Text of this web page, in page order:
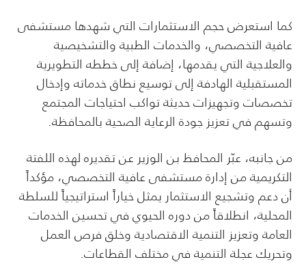
كما استعرض حجم الاستثمارات التي شهدها مستشفى
عافية التخصصي، والخدمات الطبية والتشخيصية
والعلاجية التي يقدمها، إضافة إلى خططه التطويرية
المستقبلية الهادفة إلى توسيع نطاق خدماته وإدخال
تخصصات وتجهيزات حديثة تواكب احتياجات المجتمع
وتسهم في تعزيز جودة الرعاية الصحية بالمحافظة.
من جانبه، عبّر المحافظ بن الوزير عن تقديره لهذه اللفتة
التكريمية من إدارة مستشفى عافية التخصصي، مؤكداً
أن دعم وتشجيع الاستثمار يمثل خياراً استراتيجياً للسلطة
المحلية، انطلاقاً من دوره الحيوي في تحسين الخدمات
العامة وتعزيز التنمية الاقتصادية وخلق فرص العمل
وتحريك عجلة التنمية في مختلف القطاعات.